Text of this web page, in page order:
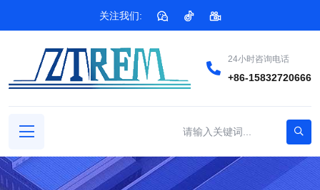
关注我们:
24小时咨询电话
+86-15832720666